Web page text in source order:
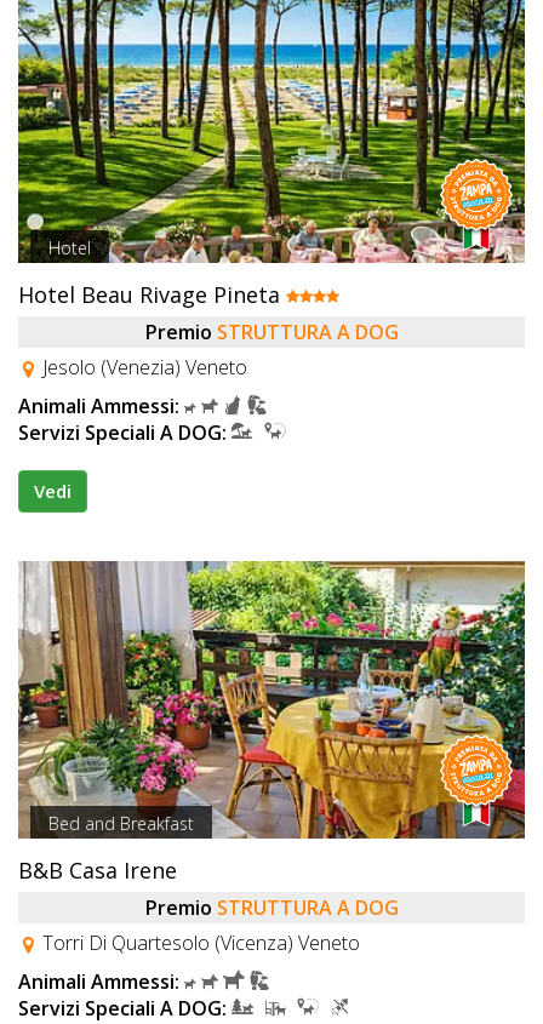
Hotel
Hotel Beau Rivage Pineta
Premio STRUTTURA A DOG
Jesolo (Venezia) Veneto
Animali Ammessi:
Servizi Speciali A DOG:
Vedi
Bed and Breakfast
B&B Casa Irene
Premio STRUTTURA A DOG
Torri Di Quartesolo (Vicenza) Veneto
Animali Ammessi:
Servizi Speciali A DOG: